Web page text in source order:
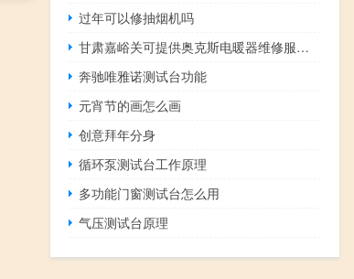
过年可以修抽烟机吗
甘肃嘉峪关可提供奥克斯电暖器维修服务地址在哪
奔驰唯雅诺测试台功能
元宵节的画怎么画
创意拜年分身
循环泵测试台工作原理
多功能门窗测试台怎么用
气压测试台原理